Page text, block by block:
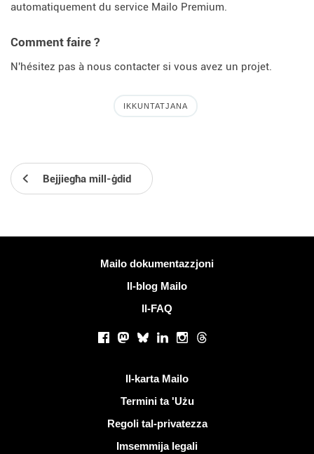
automatiquement du service Mailo Premium.
Comment faire ?
N'hésitez pas à nous contacter si vous avez un projet.
IKKUNTATJANA
Bejjiegħa mill-ġdid
Mailo dokumentazzjoni
Il-blog Mailo
Il-FAQ
Facebook
Mastodon
BlueskyLinkedInInstagram
Threads
Il-karta Mailo
Termini ta 'Użu
Regoli tal-privatezza
Imsemmija legali